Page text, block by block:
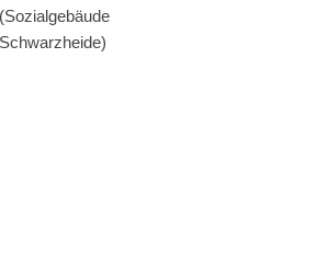
(Sozialgebäude
Schwarzheide)